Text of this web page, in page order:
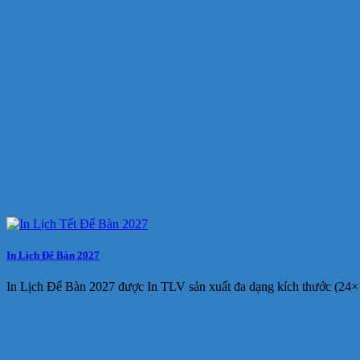
In Lịch Để Bàn 2027
In Lịch Để Bàn 2027 được In TLV sản xuất đa dạng kích thước